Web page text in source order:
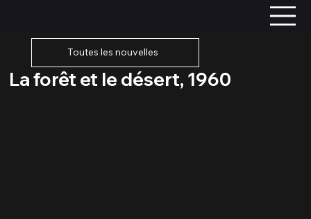
Toutes les nouvelles
La forêt et le désert, 1960